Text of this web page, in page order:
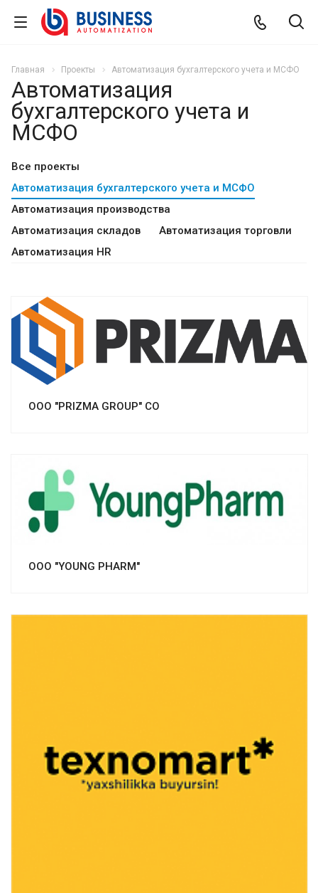
Главная Проекты Автоматизация бухгалтерского учета и МСФО
Автоматизация
бухгалтерского учета и
МСФО
Все проекты
Автоматизация бухгалтерского учета и МСФО
Автоматизация производства
Автоматизация складов
Автоматизация торговли
Автоматизация HR
Смотреть проект
OOO "PRIZMA GROUP" CO
Смотреть проект
OOO "YOUNG PHARM"
Смотреть проект